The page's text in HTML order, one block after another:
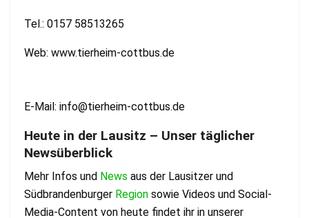
Tel.: 0157 58513265
Web: www.tierheim-cottbus.de
E-Mail: info@tierheim-cottbus.de
Heute in der Lausitz – Unser täglicher
Newsüberblick
Mehr Infos und News aus der Lausitzer und
Südbrandenburger Region sowie Videos und Social-
Media-Content von heute findet ihr in unserer